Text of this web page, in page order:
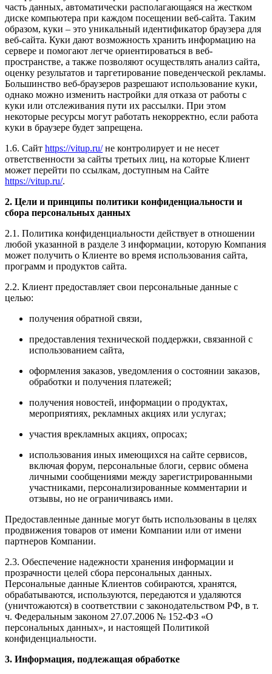
часть данных, автоматически располагающаяся на жестком
диске компьютера при каждом посещении веб-сайта. Таким
образом, куки – это уникальный идентификатор браузера для
веб-сайта. Куки дают возможность хранить информацию на
сервере и помогают легче ориентироваться в веб-
пространстве, а также позволяют осуществлять анализ сайта,
оценку результатов и таргетирование поведенческой рекламы.
Большинство веб-браузеров разрешают использование куки,
однако можно изменить настройки для отказа от работы с
куки или отслеживания пути их рассылки. При этом
некоторые ресурсы могут работать некорректно, если работа
куки в браузере будет запрещена.
1.6. Сайт https://vitup.ru/не контролирует и не несет
ответственности за сайты третьих лиц, на которые Клиент
может перейти по ссылкам, доступным на Сайте
https://vitup.ru/.
2. Цели и принципы политики конфиденциальности и
сбора персональных данных
2.1. Политика конфиденциальности действует в отношении
любой указанной в разделе 3 информации, которую Компания
может получить о Клиенте во время использования сайта,
программ и продуктов сайта.
2.2. Клиент предоставляет свои персональные данные с
целью:
получения обратной связи,
предоставления технической поддержки, связанной с
использованием сайта,
оформления заказов, уведомления о состоянии заказов,
обработки и получения платежей;
получения новостей, информации о продуктах,
мероприятиях, рекламных акциях или услугах;
участия врекламных акциях, опросах;
использования иных имеющихся на сайте сервисов,
включая форум, персональные блоги, сервис обмена
личными сообщениями между зарегистрированными
участниками, персонализированные комментарии и
отзывы, но не ограничиваясь ими.
Предоставленные данные могут быть использованы в целях
продвижения товаров от имени Компании или от имени
партнеров Компании.
2.3. Обеспечение надежности хранения информации и
прозрачности целей сбора персональных данных.
Персональные данные Клиентов собираются, хранятся,
обрабатываются, используются, передаются и удаляются
(уничтожаются) в соответствии с законодательством РФ, в т.
ч. Федеральным законом 27.07.2006 № 152-ФЗ «О
персональных данных», и настоящей Политикой
конфиденциальности.
3. Информация, подлежащая обработке